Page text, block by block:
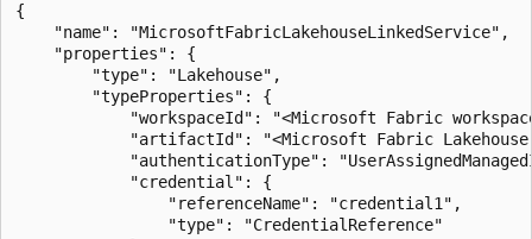
{
    "name": "MicrosoftFabricLakehouseLinkedService",
    "properties": {
        "type": "Lakehouse",
        "typeProperties": {
"workspaceId": "<Microsoft Fabric
"artifactId": "<Microsoft Fabric
"authenticationType":
            "credential": {
                "referenceName": "credential1",
                "type": "CredentialReference"